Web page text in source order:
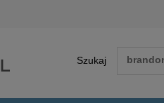
Szukaj